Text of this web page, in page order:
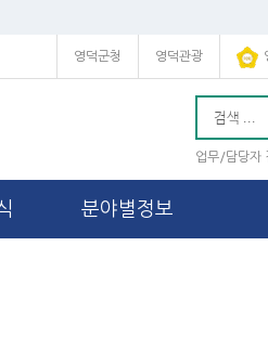
영덕군청 영덕관광
업무/담당자
분야별정보